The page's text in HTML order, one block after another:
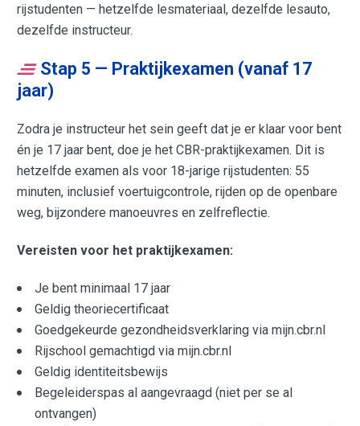
rijstudenten — hetzelfde lesmateriaal, dezelfde lesauto,
dezelfde instructeur.
Stap 5 — Praktijkexamen (vanaf 17
jaar)
Zodra je instructeur het sein geeft dat je er klaar voor bent
én je 17 jaar bent, doe je het CBR-praktijkexamen. Dit is
hetzelfde examen als voor 18-jarige rijstudenten: 55
minuten, inclusief voertuigcontrole, rijden op de openbare
weg, bijzondere manoeuvres en zelfreflectie.
Vereisten voor het praktijkexamen:
Je bent minimaal 17 jaar
Geldig theoriecertificaat
Goedgekeurde gezondheidsverklaring via mijn.cbr.nl
Rijschool gemachtigd via mijn.cbr.nl
Geldig identiteitsbewijs
Begeleiderspas al aangevraagd (niet per se al
ontvangen)